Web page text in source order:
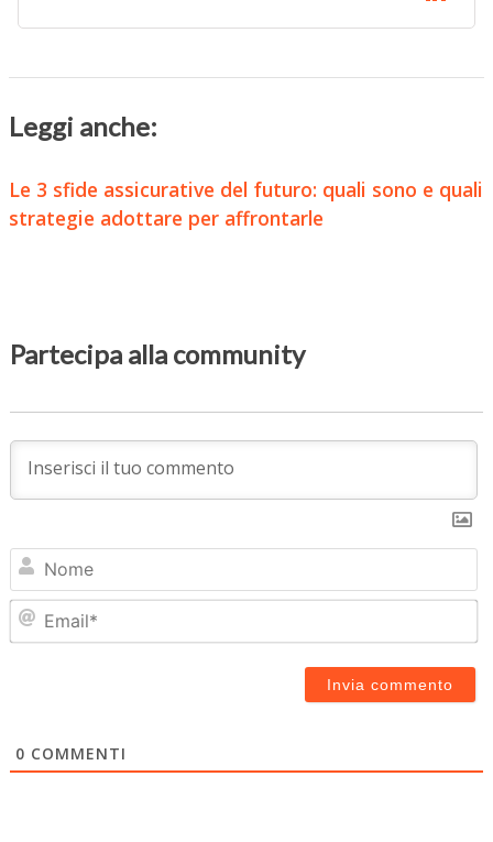
Leggi anche:
Le 3 sfide assicurative del futuro: quali sono e quali
strategie adottare per affrontarle
Partecipa alla community
0 COMMENTI